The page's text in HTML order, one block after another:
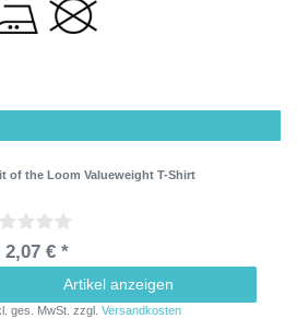
of the Loom Valueweight T-Shirt
2,07 € *
Artikel anzeigen
ges. MwSt. zzgl.Versandkosten